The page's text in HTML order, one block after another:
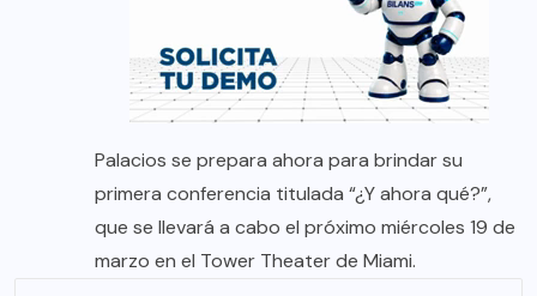
Palacios se prepara ahora para brindar su
primera conferencia titulada “¿Y ahora qué?”,
que se llevará a cabo el próximo miércoles 19 de
marzo en el Tower Theater de Miami.